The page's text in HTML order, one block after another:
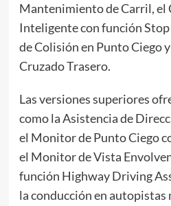
Mantenimiento de Carril, el
Inteligente con función
de Colisión en Punto Ciego
Cruzado Trasero.
Las versiones superiores
como la Asistencia de
el Monitor de Punto Ciego
el Monitor de Vista
función Highway Driving
la conducción en